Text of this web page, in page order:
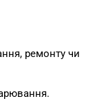
ремонту чи